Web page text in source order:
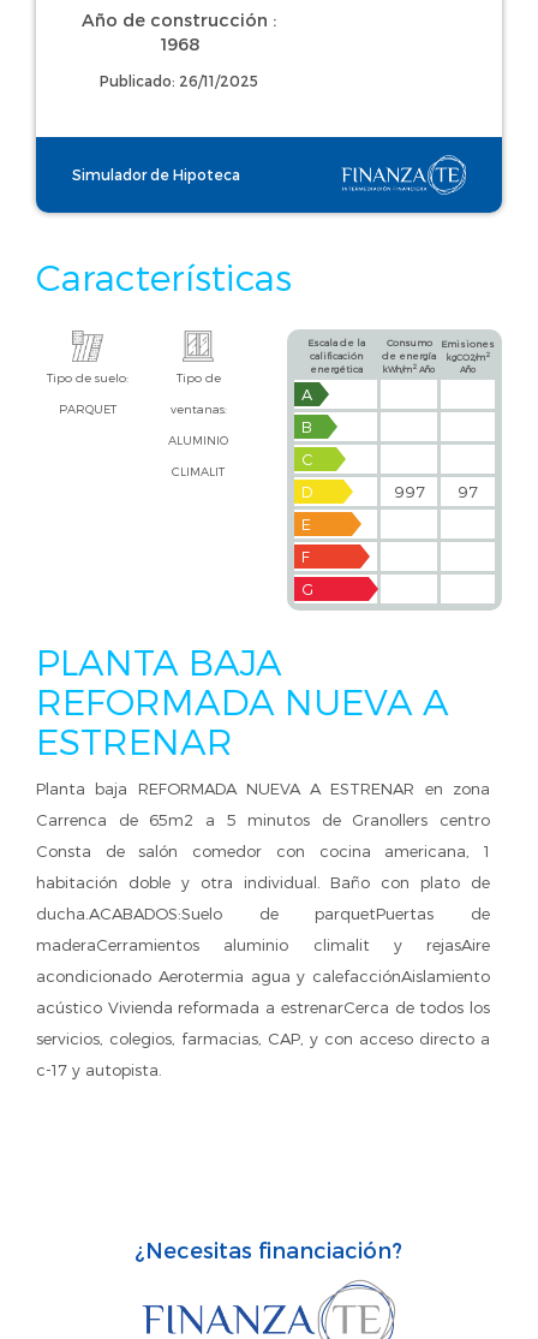
Año de construcción :
1968
Publicado: 26/11/2025
Simulador de Hipoteca
Características
Tipo de suelo:
PARQUET
Tipo de
ventanas:
ALUMINIO
CLIMALIT
Escala de la
calificación
energética
Consumo
de energía
kWh/m2 Año
Emisiones
kgCO2/m 2
Año
A
B
C
D
997
97
E
F
G
PLANTA BAJA
REFORMADA NUEVA A
ESTRENAR
Planta baja REFORMADA NUEVA A ESTRENAR en zona
Carrenca de 65m2 a 5 minutos de Granollers centro
Consta de salón comedor con cocina americana, 1
habitación doble y otra individual. Baño con plato de
ducha.ACABADOS:Suelo de parquetPuertas de
maderaCerramientos aluminio climalit y rejasAire
acondicionado Aerotermia agua y calefacciónAislamiento
acústico Vivienda reformada a estrenarCerca de todos los
servicios, colegios, farmacias, CAP, y con acceso directo a
c-17 y autopista.
¿Necesitas financiación?